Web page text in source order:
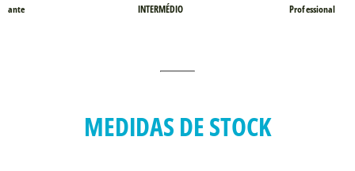
INTERMÉDIO Professional
MEDIDAS DE STOCK